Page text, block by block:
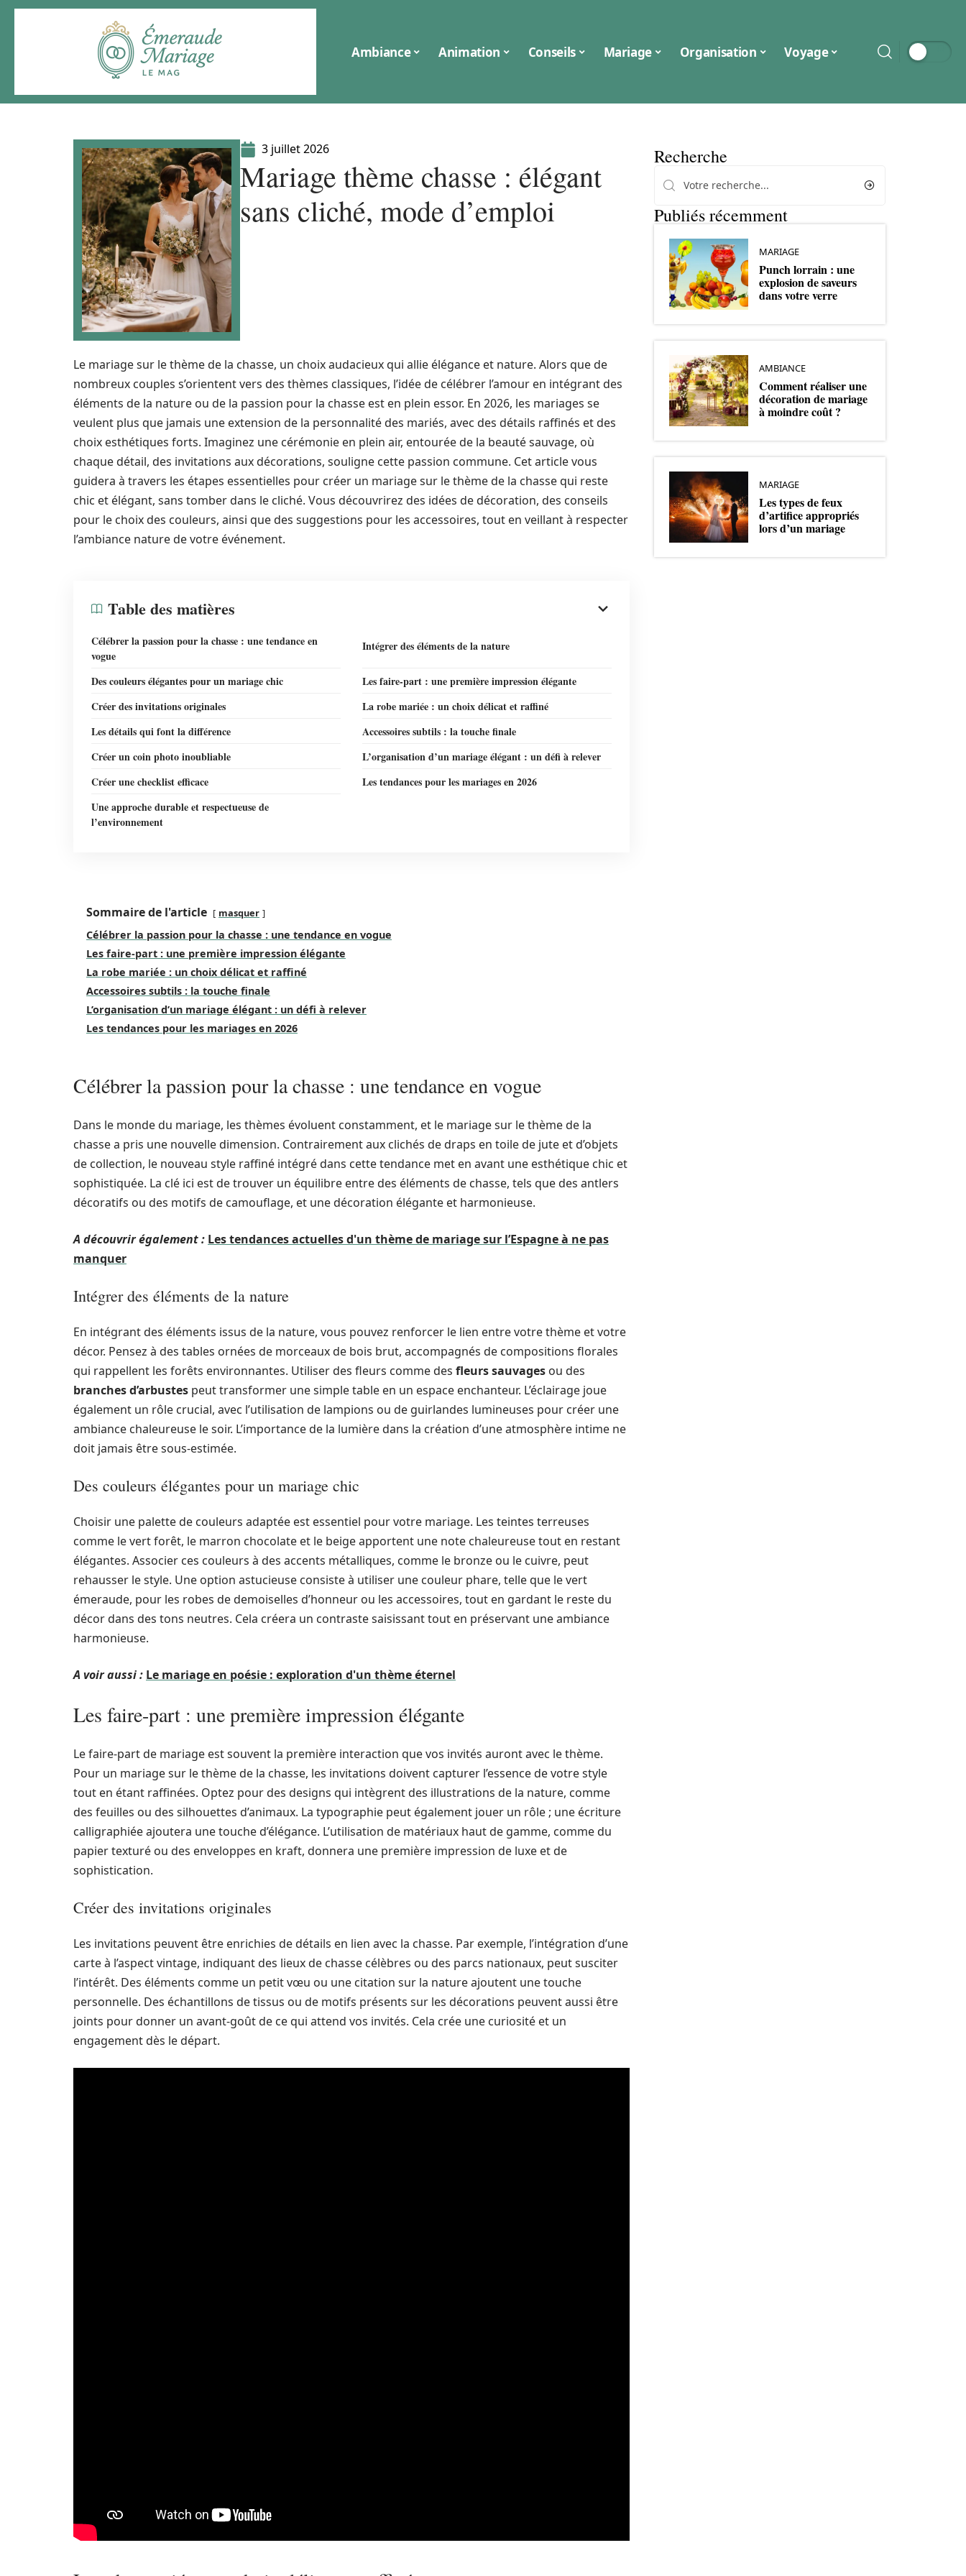
Ambiance Animation Conseils Mariage Organisation Voyage
3 juillet 2026
Mariage thème chasse : élégant
sans cliché, mode d’emploi
Le mariage sur le thème de la chasse, un choix audacieux qui allie élégance et nature. Alors que de
nombreux couples s’orientent vers des thèmes classiques, l’idée de célébrer l’amour en intégrant des
éléments de la nature ou de la passion pour la chasse est en plein essor. En 2026, les mariages se
veulent plus que jamais une extension de la personnalité des mariés, avec des détails raffinés et des
choix esthétiques forts. Imaginez une cérémonie en plein air, entourée de la beauté sauvage, où
chaque détail, des invitations aux décorations, souligne cette passion commune. Cet article vous
guidera à travers les étapes essentielles pour créer un mariage sur le thème de la chasse qui reste
chic et élégant, sans tomber dans le cliché. Vous découvrirez des idées de décoration, des conseils
pour le choix des couleurs, ainsi que des suggestions pour les accessoires, tout en veillant à respecter
l’ambiance nature de votre événement.
Table des matières
Célébrer la passion pour la chasse : une tendance en
vogue
Intégrer des éléments de la nature
Des couleurs élégantes pour un mariage chic
Les faire-part : une première impression élégante
Créer des invitations originales
La robe mariée : un choix délicat et raffiné
Les détails qui font la différence
Accessoires subtils : la touche finale
Créer un coin photo inoubliable
L’organisation d’un mariage élégant : un défi à relever
Créer une checklist efficace
Les tendances pour les mariages en 2026
Une approche durable et respectueuse de
l’environnement
Sommaire de l'article masquer
Célébrer la passion pour la chasse : une tendance en vogue
Les faire-part : une première impression élégante
La robe mariée : un choix délicat et raffiné
Accessoires subtils : la touche finale
L’organisation d’un mariage élégant : un défi à relever
Les tendances pour les mariages en 2026
Célébrer la passion pour la chasse : une tendance en vogue
Dans le monde du mariage, les thèmes évoluent constamment, et le mariage sur le thème de la
chasse a pris une nouvelle dimension. Contrairement aux clichés de draps en toile de jute et d’objets
de collection, le nouveau style raffiné intégré dans cette tendance met en avant une esthétique chic et
sophistiquée. La clé ici est de trouver un équilibre entre des éléments de chasse, tels que des antlers
décoratifs ou des motifs de camouflage, et une décoration élégante et harmonieuse.
A découvrir également : Les tendances actuelles d'un thème de mariage sur l’Espagne à ne pas
manquer
Intégrer des éléments de la nature
En intégrant des éléments issus de la nature, vous pouvez renforcer le lien entre votre thème et votre
décor. Pensez à des tables ornées de morceaux de bois brut, accompagnés de compositions florales
qui rappellent les forêts environnantes. Utiliser des fleurs comme des fleurs sauvages ou des
branches d’arbustes peut transformer une simple table en un espace enchanteur. L’éclairage joue
également un rôle crucial, avec l’utilisation de lampions ou de guirlandes lumineuses pour créer une
ambiance chaleureuse le soir. L’importance de la lumière dans la création d’une atmosphère intime ne
doit jamais être sous-estimée.
Des couleurs élégantes pour un mariage chic
Choisir une palette de couleurs adaptée est essentiel pour votre mariage. Les teintes terreuses
comme le vert forêt, le marron chocolate et le beige apportent une note chaleureuse tout en restant
élégantes. Associer ces couleurs à des accents métalliques, comme le bronze ou le cuivre, peut
rehausser le style. Une option astucieuse consiste à utiliser une couleur phare, telle que le vert
émeraude, pour les robes de demoiselles d’honneur ou les accessoires, tout en gardant le reste du
décor dans des tons neutres. Cela créera un contraste saisissant tout en préservant une ambiance
harmonieuse.
A voir aussi : Le mariage en poésie : exploration d'un thème éternel
Les faire-part : une première impression élégante
Le faire-part de mariage est souvent la première interaction que vos invités auront avec le thème.
Pour un mariage sur le thème de la chasse, les invitations doivent capturer l’essence de votre style
tout en étant raffinées. Optez pour des designs qui intègrent des illustrations de la nature, comme
des feuilles ou des silhouettes d’animaux. La typographie peut également jouer un rôle ; une écriture
calligraphiée ajoutera une touche d’élégance. L’utilisation de matériaux haut de gamme, comme du
papier texturé ou des enveloppes en kraft, donnera une première impression de luxe et de
sophistication.
Créer des invitations originales
Les invitations peuvent être enrichies de détails en lien avec la chasse. Par exemple, l’intégration d’une
carte à l’aspect vintage, indiquant des lieux de chasse célèbres ou des parcs nationaux, peut susciter
l’intérêt. Des éléments comme un petit vœu ou une citation sur la nature ajoutent une touche
personnelle. Des échantillons de tissus ou de motifs présents sur les décorations peuvent aussi être
joints pour donner un avant-goût de ce qui attend vos invités. Cela crée une curiosité et un
engagement dès le départ.
Recherche
Publiés récemment
MARIAGE
Punch lorrain : une
explosion de saveurs
dans votre verre
AMBIANCE
Comment réaliser une
décoration de mariage
à moindre coût ?
MARIAGE
Les types de feux
d’artifice appropriés
lors d’un mariage